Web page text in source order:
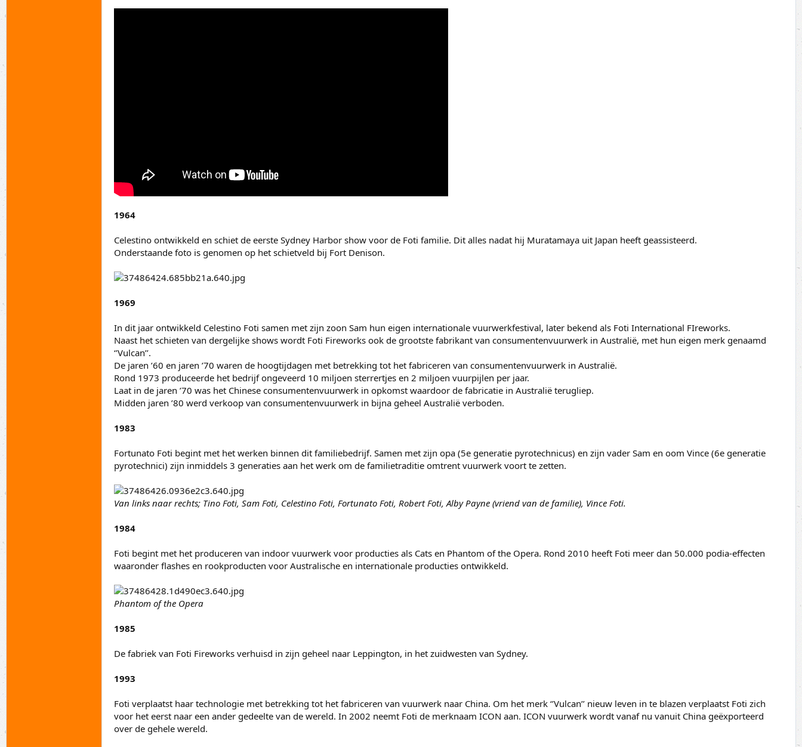
1964
Celestino ontwikkeld en schiet de eerste Sydney Harbor show voor de Foti familie. Dit alles nadat hij Muratamaya uit Japan heeft geassisteerd.
Onderstaande foto is genomen op het schietveld bij Fort Denison.
1969
In dit jaar ontwikkeld Celestino Foti samen met zijn zoon Sam hun eigen internationale vuurwerkfestival, later bekend als Foti International FIreworks.
Naast het schieten van dergelijke shows wordt Foti Fireworks ook de grootste fabrikant van consumentenvuurwerk in Australië, met hun eigen merk genaamd
‘’Vulcan’’.
De jaren ’60 en jaren ’70 waren de hoogtijdagen met betrekking tot het fabriceren van consumentenvuurwerk in Australië.
Rond 1973 produceerde het bedrijf ongeveerd 10 miljoen sterrertjes en 2 miljoen vuurpijlen per jaar.
Laat in de jaren ’70 was het Chinese consumentenvuurwerk in opkomst waardoor de fabricatie in Australië terugliep.
Midden jaren ’80 werd verkoop van consumentenvuurwerk in bijna geheel Australië verboden.
1983
Fortunato Foti begint met het werken binnen dit familiebedrijf. Samen met zijn opa (5e generatie pyrotechnicus) en zijn vader Sam en oom Vince (6e generatie
pyrotechnici) zijn inmiddels 3 generaties aan het werk om de familietraditie omtrent vuurwerk voort te zetten.
Van links naar rechts; Tino Foti, Sam Foti, Celestino Foti, Fortunato Foti, Robert Foti, Alby Payne (vriend van de familie), Vince Foti.
1984
Foti begint met het produceren van indoor vuurwerk voor producties als Cats en Phantom of the Opera. Rond 2010 heeft Foti meer dan 50.000 podia-effecten
waaronder flashes en rookproducten voor Australische en internationale producties ontwikkeld.
Phantom of the Opera
1985
De fabriek van Foti Fireworks verhuisd in zijn geheel naar Leppington, in het zuidwesten van Sydney.
1993
Foti verplaatst haar technologie met betrekking tot het fabriceren van vuurwerk naar China. Om het merk ‘’Vulcan’’ nieuw leven in te blazen verplaatst Foti zich
voor het eerst naar een ander gedeelte van de wereld. In 2002 neemt Foti de merknaam ICON aan. ICON vuurwerk wordt vanaf nu vanuit China geëxporteerd
over de gehele wereld.